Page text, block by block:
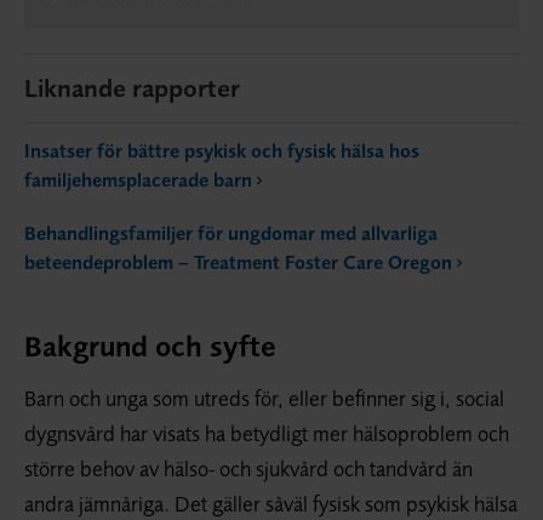
Liknande rapporter
Insatser för bättre psykisk och fysisk hälsa hos
familjehemsplacerade barn
Behandlingsfamiljer för ungdomar med allvarliga
beteendeproblem – Treatment Foster Care Oregon
Bakgrund och syfte
Barn och unga som utreds för, eller befinner sig i, social
dygnsvård har visats ha betydligt mer hälso­problem och
större behov av hälso- och sjukvård och tandvård än
andra jämnåriga. Det gäller såväl fysisk som psykisk hälsa